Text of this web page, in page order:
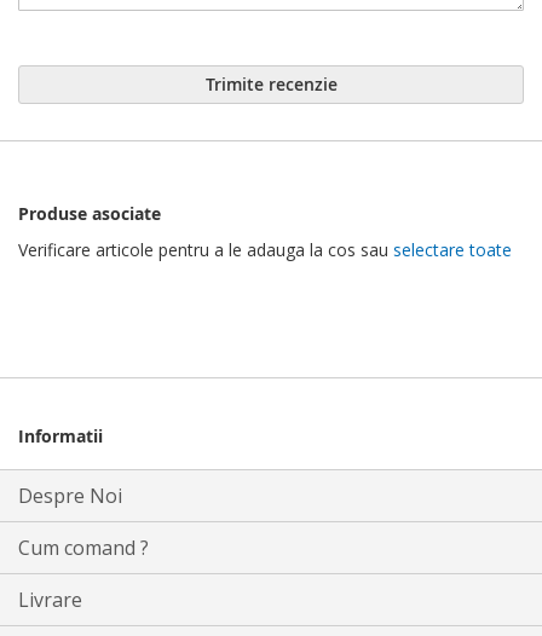
Trimite recenzie
Produse asociate
Verificare articole pentru a le adauga la cos sau selectare toate
Informatii
Despre Noi
Cum comand ?
Livrare